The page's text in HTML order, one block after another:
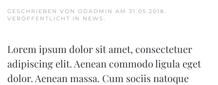
GESCHRIEBEN VON ODADMIN AM 31.05.2018.
VERÖFFENTLICHT IN NEWS .
Lorem ipsum dolor sit amet, consectetuer
adipiscing elit. Aenean commodo ligula eget
dolor. Aenean massa. Cum sociis natoque